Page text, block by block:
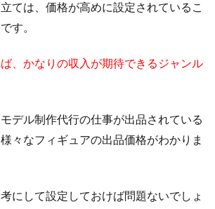
ては、価格が高めに設定されているこ
す。
、かなりの収入が期待できるジャンル
デル制作代行の仕事が出品されている
々なフィギュアの出品価格がわかりま
にして設定しておけば問題ないでしょ